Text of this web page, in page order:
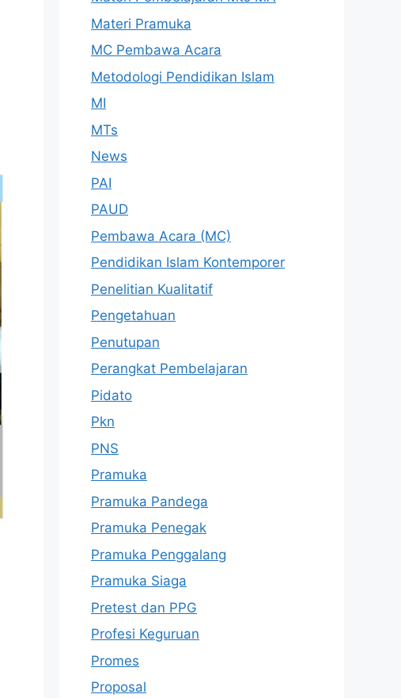
Materi Pramuka
MC Pembawa Acara
Metodologi Pendidikan Islam
MI
MTs
News
PAI
PAUD
Pembawa Acara (MC)
Pendidikan Islam Kontemporer
Penelitian Kualitatif
Pengetahuan
Penutupan
Perangkat Pembelajaran
Pidato
Pkn
PNS
Pramuka
Pramuka Pandega
Pramuka Penegak
Pramuka Penggalang
Pramuka Siaga
Pretest dan PPG
Profesi Keguruan
Promes
Proposal